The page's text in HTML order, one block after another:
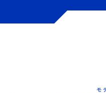
モ